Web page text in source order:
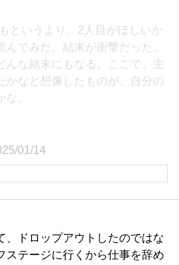
というより、2人目がほしいか
んでみた。結末が衝撃だった。
んな結末にもなる。ここで、主
かなと想像したものが、自分の
。
01/14
、ドロップアウトしたのではな
ステージに行くから仕事を辞め